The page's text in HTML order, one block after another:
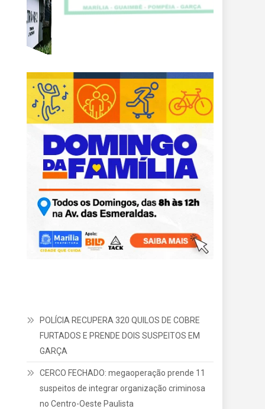
POLÍCIA RECUPERA 320 QUILOS DE COBRE
FURTADOS E PRENDE DOIS SUSPEITOS EM
GARÇA
CERCO FECHADO: megaoperação prende 11
suspeitos de integrar organização criminosa
no Centro-Oeste Paulista